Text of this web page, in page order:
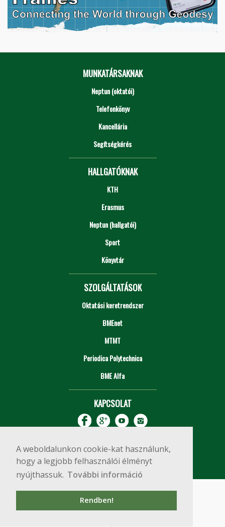
A weboldalunkon cookie-kat használunk,
hogy a legjobb felhasználói élményt
nyújthassuk. További információ
Rendben!
MUNKATÁRSAKNAK
Neptun (oktatói)
Telefonkönyv
Kancellária
Segítségkérés
HALLGATÓKNAK
KTH
Erasmus
Neptun (hallgatói)
Sport
Könyvtár
SZOLGÁLTATÁSOK
Oktatási keretrendszer
BMEnet
MTMT
Periodica Polytechnica
BME Alfa
KAPCSOLAT
Copyright © 2020 BME Építőmérnöki Kar
1111 Budapest, Műegyetem rkp. 3.